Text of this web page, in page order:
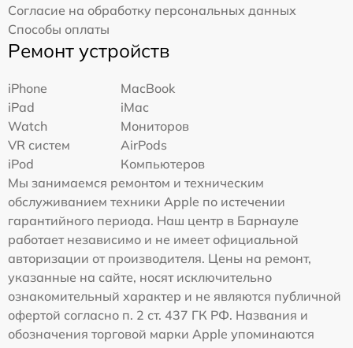
Согласие на обработку персональных данных
Способы оплаты
Ремонт устройств
iPhone
MacBook
iPad
iMac
Watch
Мониторов
VR систем
AirPods
iPod
Компьютеров
Мы занимаемся ремонтом и техническим
обслуживанием техники Apple по истечении
гарантийного периода. Наш центр в Барнауле
работает независимо и не имеет официальной
авторизации от производителя. Цены на ремонт,
указанные на сайте, носят исключительно
ознакомительный характер и не являются публичной
офертой согласно п. 2 ст. 437 ГК РФ. Названия и
обозначения торговой марки Apple упоминаются